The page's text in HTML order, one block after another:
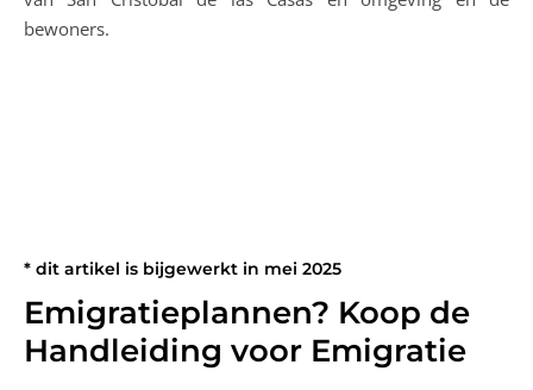
bewoners.
* dit artikel is bijgewerkt in mei 2025
Emigratieplannen? Koop de
Handleiding voor Emigratie